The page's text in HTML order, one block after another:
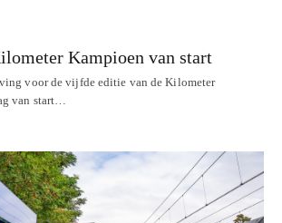
Kampioen van start
voor de vijfde editie van de Kilometer
van start…